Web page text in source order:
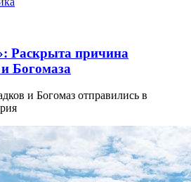
Раскрыта причина
Богомаза
и Богомаз отправились в